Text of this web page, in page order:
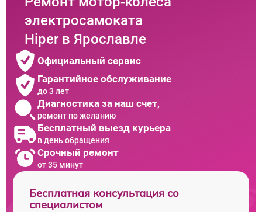
электросамоката
Hiper в Ярославле
Официальный сервис
Гарантийное обслуживание
до 3 лет
Диагностика за наш счет,
ремонт по желанию
Бесплатный выезд курьера
в день обращения
Срочный ремонт
от 35 минут
Бесплатная консультация со
специалистом